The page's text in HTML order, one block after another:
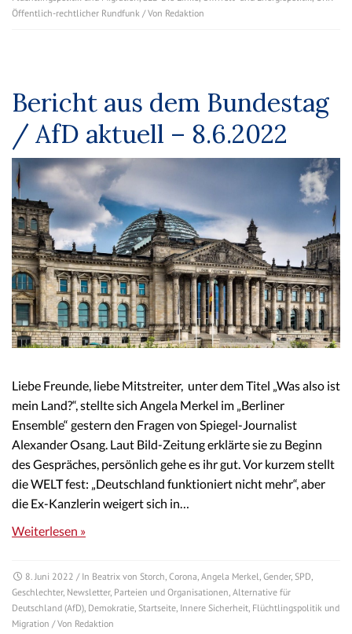
Öffentlich-rechtlicher Rundfunk / Von Redaktion
Bericht aus dem Bundestag
/ AfD aktuell – 8.6.2022
Liebe Freunde, liebe Mitstreiter, unter dem Titel „Was also ist
mein Land?“, stellte sich Angela Merkel im „Berliner
Ensemble“ gestern den Fragen von Spiegel-Journalist
Alexander Osang. Laut Bild-Zeitung erklärte sie zu Beginn
des Gespräches, persönlich gehe es ihr gut. Vor kurzem stellt
die WELT fest: „Deutschland funktioniert nicht mehr“, aber
die Ex-Kanzlerin weigert sich in…
Weiterlesen »
8. Juni 2022 / In Beatrix von Storch Corona Angela Merkel Gender, SPD
Geschlechter, Newsletter, Parteien und Organisationen Alternative für
Deutschland (AfD) Demokratie Startseite Innere Sicherheit Flüchtlingspolitik und
Migration / Von Redaktion